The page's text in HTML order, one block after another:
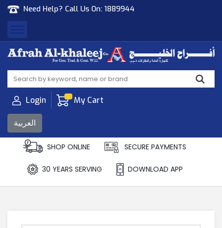
Need Help? Call Us On: 1889944
Afrah Al Khaleej
Gen Trad & Cont Co. Wll
Login My Cart
العربية
SHOP ONLINE SECURE PAYMENTS
30 YEARS SERVING DOWNLOAD APP